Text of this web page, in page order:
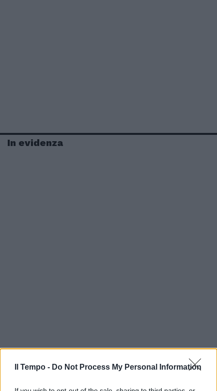
Il Tempo - Do Not Process My Personal Information
In evidenza